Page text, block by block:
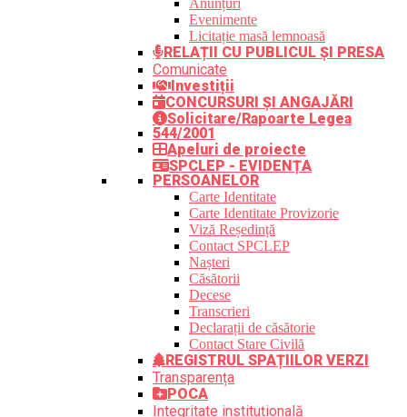
Anunțuri
Evenimente
Licitație masă lemnoasă
RELAȚII CU PUBLICUL ȘI PRESA
Comunicate
Investiții
CONCURSURI ȘI ANGAJĂRI
Solicitare/Rapoarte Legea
544/2001
Apeluri de proiecte
SPCLEP - EVIDENȚA
PERSOANELOR
Carte Identitate
Carte Identitate Provizorie
Viză Reședință
Contact SPCLEP
Nașteri
Căsătorii
Decese
Transcrieri
Declarații de căsătorie
Contact Stare Civilă
REGISTRUL SPAȚIILOR VERZI
Transparența
POCA
Integritate instituțională